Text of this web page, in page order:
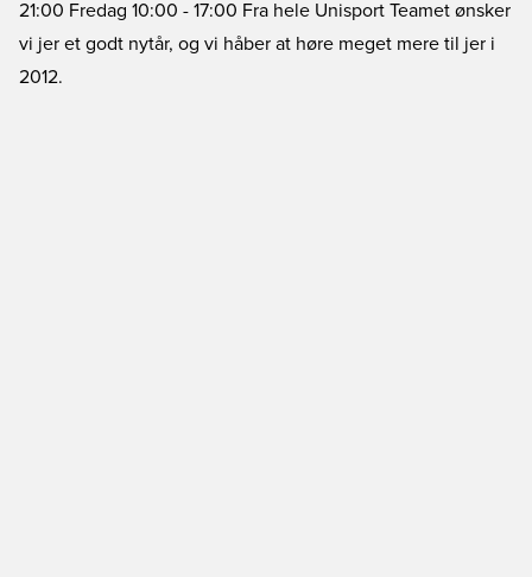
21:00 Fredag 10:00 - 17:00 Fra hele Unisport Teamet ønsker
vi jer et godt nytår, og vi håber at høre meget mere til jer i
2012.